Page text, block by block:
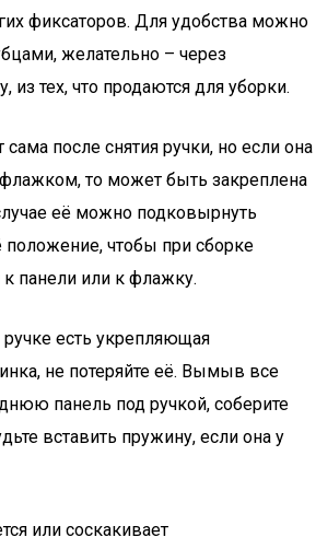
фиксаторов. Для удобства можно
желательно – через
из тех, что продаются для уборки.
после снятия ручки, но если она
флажком, то может быть закреплена
её можно подковырнуть
чтобы при сборке
панели или к флажку.
есть укрепляющая
не потеряйте её. Вымыв все
панель под ручкой, соберите
вставить пружину, если она у
или соскакивает